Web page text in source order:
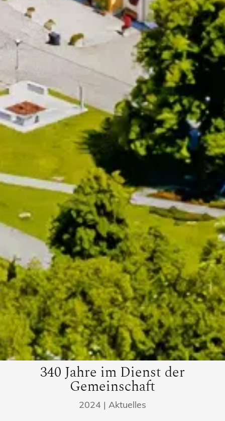
340 Jahre im Dienst der
Gemeinschaft
2024| Aktuelles